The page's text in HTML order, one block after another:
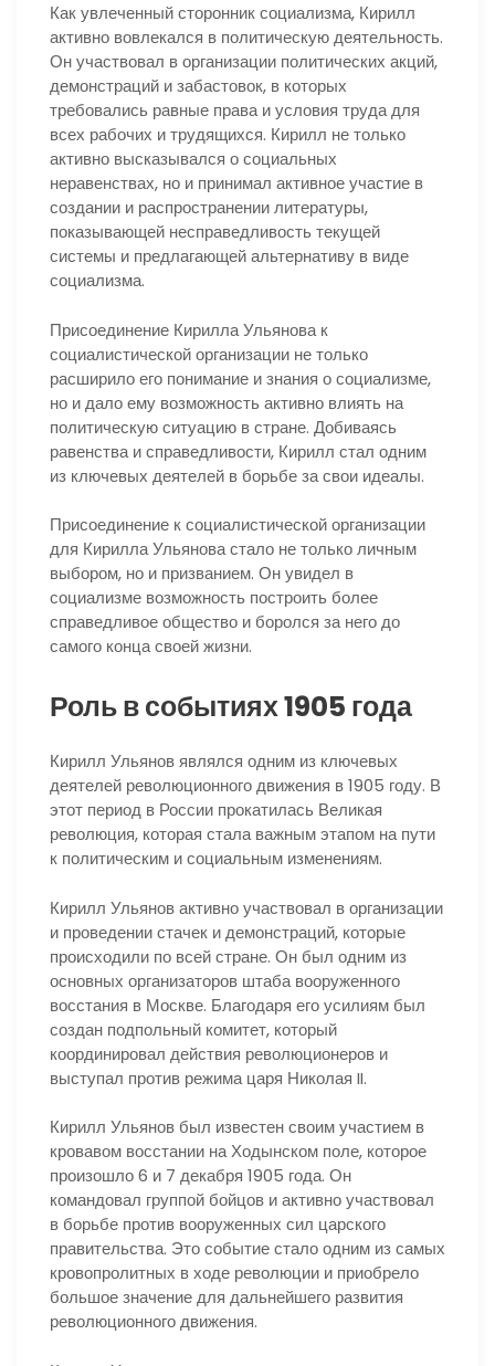
Как увлеченный сторонник социализма, Кирилл
активно вовлекался в политическую деятельность.
Он участвовал в организации политических акций,
демонстраций и забастовок, в которых
требовались равные права и условия труда для
всех рабочих и трудящихся. Кирилл не только
активно высказывался о социальных
неравенствах, но и принимал активное участие в
создании и распространении литературы,
показывающей несправедливость текущей
системы и предлагающей альтернативу в виде
социализма.
Присоединение Кирилла Ульянова к
социалистической организации не только
расширило его понимание и знания о социализме,
но и дало ему возможность активно влиять на
политическую ситуацию в стране. Добиваясь
равенства и справедливости, Кирилл стал одним
из ключевых деятелей в борьбе за свои идеалы.
Присоединение к социалистической организации
для Кирилла Ульянова стало не только личным
выбором, но и призванием. Он увидел в
социализме возможность построить более
справедливое общество и боролся за него до
самого конца своей жизни.
Роль в событиях 1905 года
Кирилл Ульянов являлся одним из ключевых
деятелей революционного движения в 1905 году. В
этот период в России прокатилась Великая
революция, которая стала важным этапом на пути
к политическим и социальным изменениям.
Кирилл Ульянов активно участвовал в организации
и проведении стачек и демонстраций, которые
происходили по всей стране. Он был одним из
основных организаторов штаба вооруженного
восстания в Москве. Благодаря его усилиям был
создан подпольный комитет, который
координировал действия революционеров и
выступал против режима царя Николая II.
Кирилл Ульянов был известен своим участием в
кровавом восстании на Ходынском поле, которое
произошло 6 и 7 декабря 1905 года. Он
командовал группой бойцов и активно участвовал
в борьбе против вооруженных сил царского
правительства. Это событие стало одним из самых
кровопролитных в ходе революции и приобрело
большое значение для дальнейшего развития
революционного движения.